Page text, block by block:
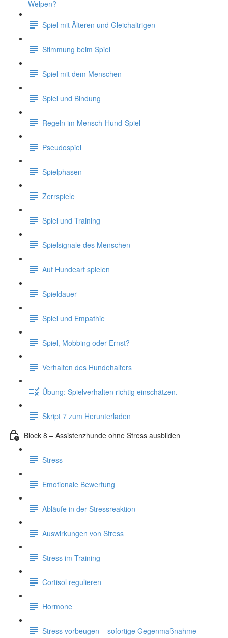
Welpen?
Spiel mit Älteren und Gleichaltrigen
Stimmung beim Spiel
Spiel mit dem Menschen
Spiel und Bindung
Regeln im Mensch-Hund-Spiel
Pseudospiel
Spielphasen
Zerrspiele
Spiel und Training
Spielsignale des Menschen
Auf Hundeart spielen
Spieldauer
Spiel und Empathie
Spiel, Mobbing oder Ernst?
Verhalten des Hundehalters
Übung: Spielverhalten richtig einschätzen.
Skript 7 zum Herunterladen
Block 8 – Assistenzhunde ohne Stress ausbilden
Stress
Emotionale Bewertung
Abläufe in der Stressreaktion
Auswirkungen von Stress
Stress im Training
Cortisol regulieren
Hormone
Stress vorbeugen – sofortige Gegenmaßnahme